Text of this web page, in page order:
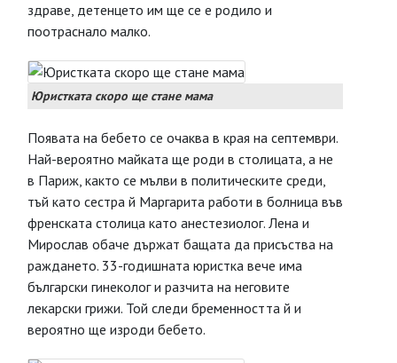
здраве, детенцето им ще се е родило и
поотраснало малко.
Юристката скоро ще стане мама
Появата на бебето се очаква в края на септември.
Най-вероятно майката ще роди в столицата, а не
в Париж, както се мълви в политическите среди,
тъй като сестра й Маргарита работи в болница във
френската столица като анестезиолог. Лена и
Мирослав обаче държат бащата да присъства на
раждането. 33-годишната юристка вече има
български гинеколог и разчита на неговите
лекарски грижи. Той следи бременността й и
вероятно ще изроди бебето.